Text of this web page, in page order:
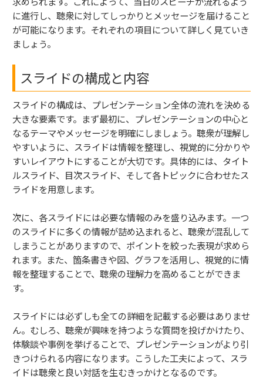
に進行し、聴衆に対してしっかりとメッセージを届けること
が可能になります。それぞれの項目について詳しく見ていき
ましょう。
スライドの構成と内容
スライドの構成は、プレゼンテーション全体の流れを決める
大きな要素です。まず最初に、プレゼンテーションの中心と
なるテーマやメッセージを明確にしましょう。聴衆が理解し
やすいように、スライドは情報を整理し、視覚的に分かりや
すいレイアウトにすることが大切です。具体的には、タイト
ルスライド、目次スライド、そして各トピックに合わせたス
ライドを用意します。
次に、各スライドには必要な情報のみを盛り込みます。一つ
のスライドに多くの情報が詰め込まれると、聴衆が混乱して
しまうことがありますので、ポイントを絞った表現が求めら
れます。また、箇条書きや図、グラフを活用し、視覚的に情
報を整理することで、聴衆の理解力を高めることができま
す。
スライドには必ずしも全ての詳細を記載する必要はありませ
ん。むしろ、聴衆が興味を持つような質問を投げかけたり、
体験談や事例を挙げることで、プレゼンテーションがより引
きつけられる内容になります。こうした工夫によって、スラ
イドは聴衆と良い対話を生むきっかけとなるのです。